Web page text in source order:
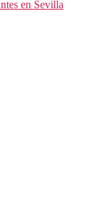
en Sevilla